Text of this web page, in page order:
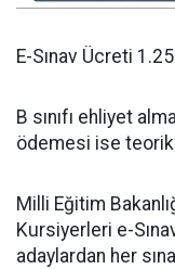
E-Sınav Ücreti
B sınıfı ehliyet
ödemesi ise teorik
Milli Eğitim
Kursiyerleri e-
adaylardan her